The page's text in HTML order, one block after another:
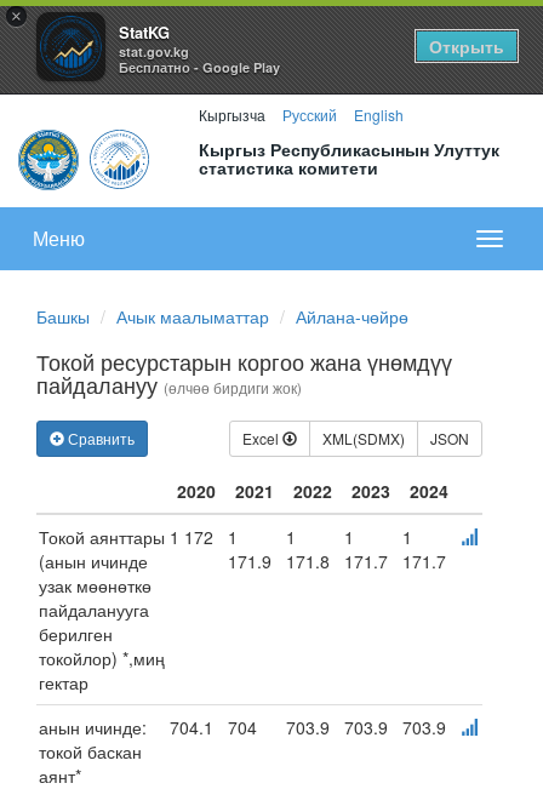
×
StatKG
stat.gov.kg
Бесплатно - Google Play
Открыть
Кыргызча Русский English
Кыргыз Республикасынын Улуттук
статистика комитети
меню
Меню
Башкы Ачык маалыматтар Айлана-чөйрө
Токой ресурстарын коргоо жана үнөмдүү
пайдалануу (өлчөө бирдиги жок)
Сравнить Excel XML(SDMX) JSON
2020 2021 2022 2023
2024
Токой аянттары
(анын ичинде
узак мөөнөткө
пайдаланууга
берилген
токойлор) *,миң
гектар
1 172
1
171.9
1
171.8
1
171.7
1
171.7
анын ичинде:
токой баскан
аянт*
704.1 704 703.9 703.9 703.9